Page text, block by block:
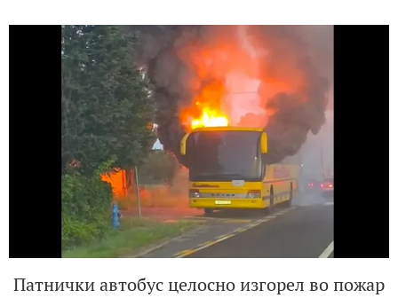
Патнички автобус целосно изгорел во пожар